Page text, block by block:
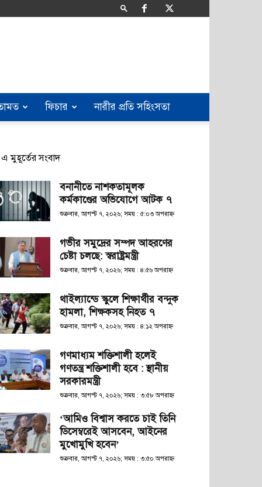
ফিচার নারীর প্রতি সহিংসতা
এ মুহূর্তের সংবাদ
বনানীতে নাশকতামূলক
কর্মকাণ্ডের অভিযোগে আটক ৭
শুক্রবার, আগস্ট ৭, ২০২৬; সময় : ৫:০৩ অপরাহ্ণ
গভীর সমুদ্রের সম্পদ আহরণের
চেষ্টা চলছে: স্বরাষ্ট্রমন্ত্রী
শুক্রবার, আগস্ট ৭, ২০২৬; সময় : ৪:৫৬ অপরাহ্ণ
থাইল্যান্ডে স্কুলে শিক্ষার্থীর বন্দুক
হামলা, শিক্ষকসহ নিহত ৭
শুক্রবার, আগস্ট ৭, ২০২৬; সময় : ৪:১২ অপরাহ্ণ
গণমাধ্যম শক্তিশালী হলেই
গণতন্ত্র শক্তিশালী হবে : স্থানীয়
সরকারমন্ত্রী
শুক্রবার, আগস্ট ৭, ২০২৬; সময় : ৩:৫৮ অপরাহ্ণ
‘আমিও বিশ্বাস করতে চাই তিনি
ডিসেম্বরেই আসবেন, আইনের
মুখোমুখি হবেন’
শুক্রবার, আগস্ট ৭, ২০২৬; সময় : ৩:৫০ অপরাহ্ণ